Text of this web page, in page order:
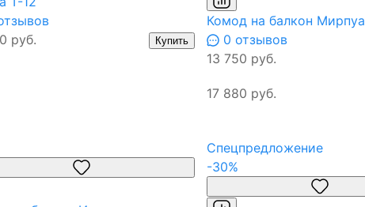
руб.
Купить
Комод на балкон Мирпуа
0 отзывов
13 750 руб.
17 880 руб.
Спецпредложение
-30%